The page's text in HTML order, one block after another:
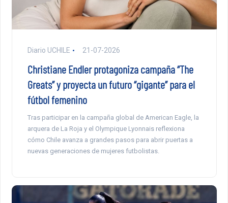
Diario UCHILE 21-07-2026
Christiane Endler protagoniza campaña “The
Greats” y proyecta un futuro “gigante” para el
fútbol femenino
Tras participar en la campaña global de American Eagle, la
arquera de La Roja y el Olympique Lyonnais reflexiona
cómo Chile avanza a grandes pasos para abrir puertas a
nuevas generaciones de mujeres futbolistas.